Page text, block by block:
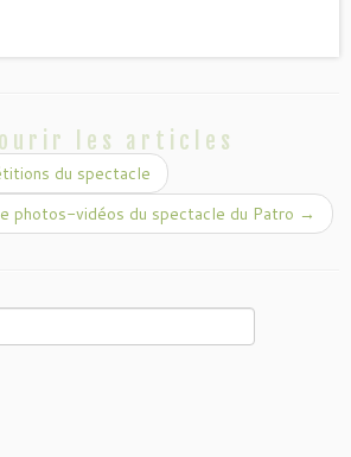
les articles
du spectacle
photos-vidéos du spectacle du Patro →